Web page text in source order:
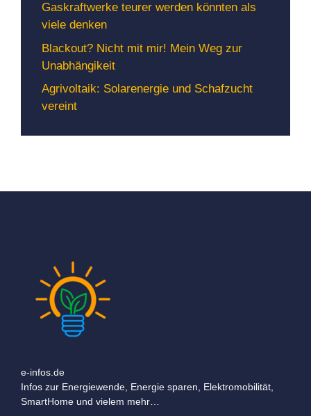
Gaskraftwerke teurer werden könnten als
viele denken
Blackout? Nicht mit mir! Mein Weg zur
Unabhängikeit
Agrivoltaik: Solarenergie und Schafzucht
vereint
e-infos.de
Infos zur Energiewende, Energie sparen, Elektromobilität,
SmartHome und vielem mehr…